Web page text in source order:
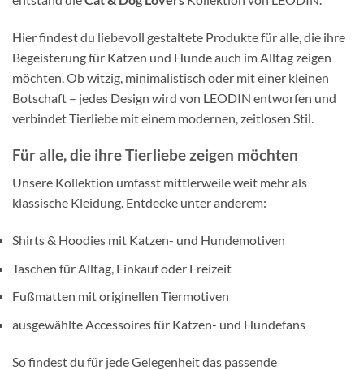
Hier findest du liebevoll gestaltete Produkte für alle, die ihre
Begeisterung für Katzen und Hunde auch im Alltag zeigen
möchten. Ob witzig, minimalistisch oder mit einer kleinen
Botschaft – jedes Design wird von LEODIN entworfen und
verbindet Tierliebe mit einem modernen, zeitlosen Stil.
Für alle, die ihre Tierliebe zeigen möchten
Unsere Kollektion umfasst mittlerweile weit mehr als
klassische Kleidung. Entdecke unter anderem:
Shirts & Hoodies mit Katzen- und Hundemotiven
Taschen für Alltag, Einkauf oder Freizeit
Fußmatten mit originellen Tiermotiven
ausgewählte Accessoires für Katzen- und Hundefans
So findest du für jede Gelegenheit das passende